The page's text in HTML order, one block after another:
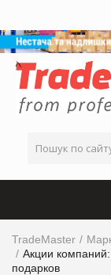
TradeMaster
Акции
подарков